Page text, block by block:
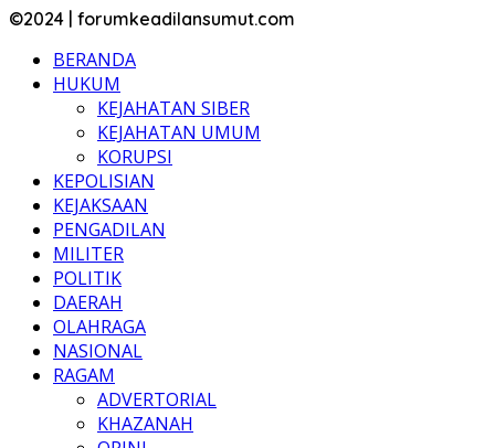
©2024 | forumkeadilansumut.com
BERANDA
HUKUM
KEJAHATAN SIBER
KEJAHATAN UMUM
KORUPSI
KEPOLISIAN
KEJAKSAAN
PENGADILAN
MILITER
POLITIK
DAERAH
OLAHRAGA
NASIONAL
RAGAM
ADVERTORIAL
KHAZANAH